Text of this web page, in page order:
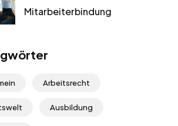
Mitarbeiterbindung
Arbeitsrecht
Ausbildung